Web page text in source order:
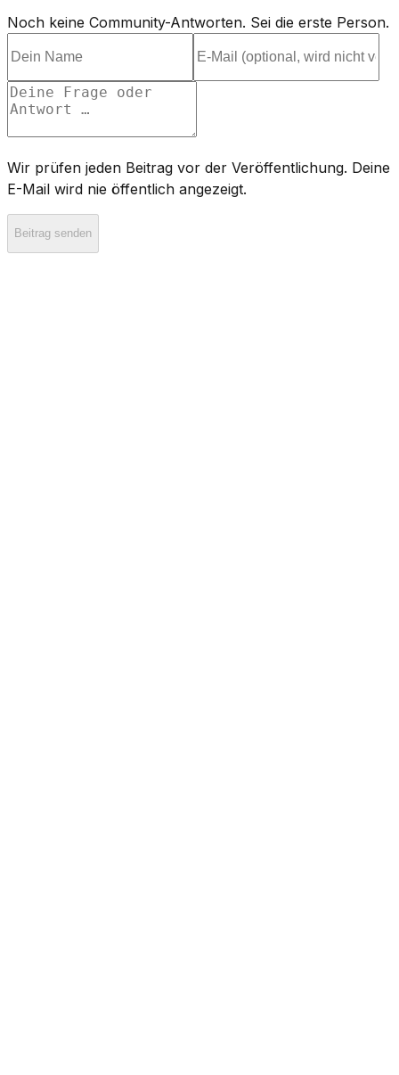
Noch keine Community-Antworten. Sei die erste Person.
Wir prüfen jeden Beitrag vor der Veröffentlichung. Deine
E-Mail wird nie öffentlich angezeigt.
Beitrag senden